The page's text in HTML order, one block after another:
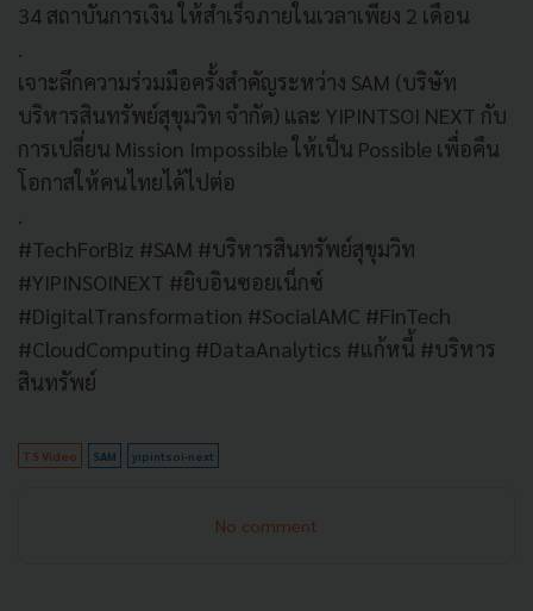
34 สถาบันการเงิน ให้สำเร็จภายในเวลาเพียง 2 เดือน
.
เจาะลึกความร่วมมือครั้งสำคัญระหว่าง SAM (บริษัท
บริหารสินทรัพย์สุขุมวิท จำกัด) และ YIPINTSOI NEXT กับ
การเปลี่ยน Mission Impossible ให้เป็น Possible เพื่อคืน
โอกาสให้คนไทยได้ไปต่อ
.
#TechForBiz #SAM #บริหารสินทรัพย์สุขุมวิท
#YIPINSOINEXT #ยิบอินซอยเน็กซ์
#DigitalTransformation #SocialAMC #FinTech
#CloudComputing #DataAnalytics #แก้หนี้ #บริหาร
สินทรัพย์
TS Video SAM yipintsoi-next
No comment